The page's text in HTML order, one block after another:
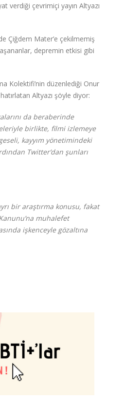
verdiği çevrimiçi yayın Altyazı
Çiğdem Mater’e çekilmemiş
depremin etkisi gibi
Kolektifi’nin düzenlediği Onur
Altyazı şöyle diyor:
da beraberinde
birlikte, filmi izlemeye
kayyım yönetimindeki
Twitter’dan şunları
bir araştırma konusu, fakat
muhalefet
işkenceyle gözaltına